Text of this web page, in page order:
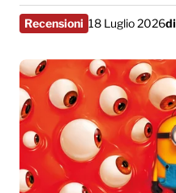
Recensioni 18 Luglio 2026di